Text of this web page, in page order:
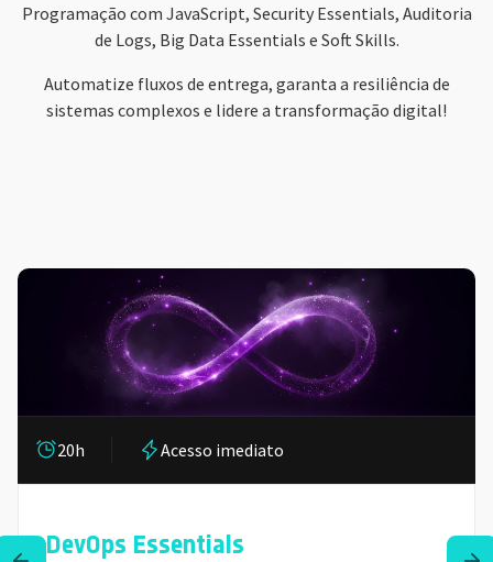
Programação com JavaScript, Security Essentials, Auditoria
de Logs, Big Data Essentials e Soft Skills.
Automatize fluxos de entrega, garanta a resiliência de
sistemas complexos e lidere a transformação digital!
20h Acesso imediato
DevOps Essentials